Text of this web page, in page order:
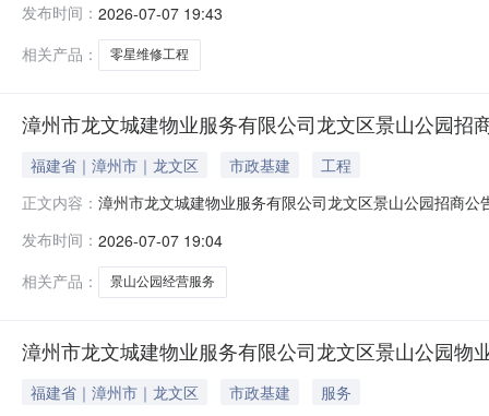
总价累计达到50万元，二者以到达时间较早的为准，合
发布时间： 2026-07-07 19:43
相关产品：
零星维修工程
漳州市龙文城建物业服务有限公司龙文区景山公园招
福建省｜漳州市｜龙文区 市政基建
工程
正文内容： 漳州市龙文城建物业服务有限公司龙文区景山公园招商
可利用空地，现公开招商，诚邀优质商家共创商机，共
364.45平方
发布时间： 2026-07-07 19:04
相关产品：
景山公园经营服务
漳州市龙文城建物业服务有限公司龙文区景山公园物
福建省｜漳州市｜龙文区 市政基建
服务